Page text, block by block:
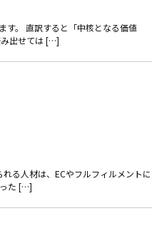
す。 直訳すると「中核となる価値
み出せては […]
る人材は、ECやフルフィルメントに
た […]